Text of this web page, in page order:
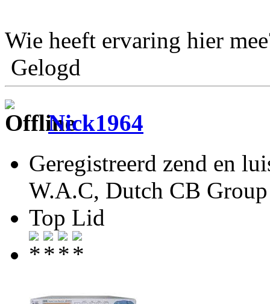
Wie heeft ervaring hier
Gelogd
Nick1964
Geregistreerd zend en
W.A.C, Dutch CB
Top Lid